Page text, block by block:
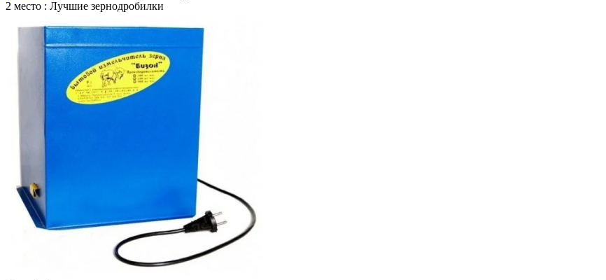
2 место : Лучшие зернодробилки